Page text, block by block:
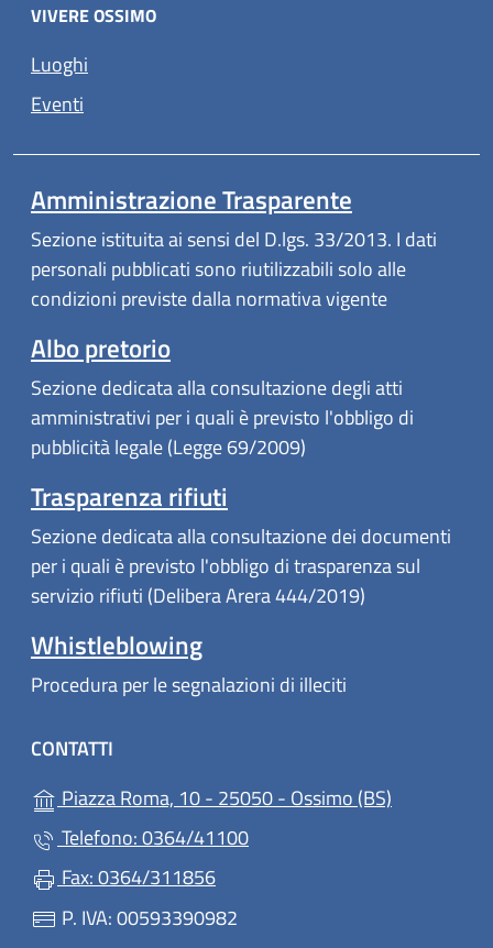
VIVERE OSSIMO
Luoghi
Eventi
Amministrazione Trasparente
Sezione istituita ai sensi del D.lgs. 33/2013. I dati
personali pubblicati sono riutilizzabili solo alle
condizioni previste dalla normativa vigente
Albo pretorio
Sezione dedicata alla consultazione degli atti
amministrativi per i quali è previsto l'obbligo di
pubblicità legale (Legge 69/2009)
Trasparenza rifiuti
Sezione dedicata alla consultazione dei documenti
per i quali è previsto l'obbligo di trasparenza sul
servizio rifiuti (Delibera Arera 444/2019)
Whistleblowing
Procedura per le segnalazioni di illeciti
CONTATTI
Piazza Roma, 10 - 25050 - Ossimo (BS)
Telefono: 0364/41100
Fax: 0364/311856
P. IVA: 00593390982